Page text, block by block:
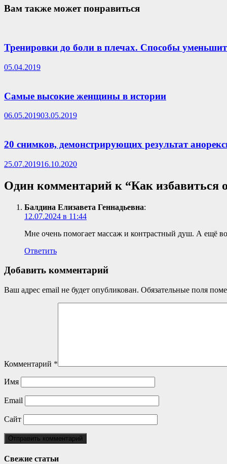
Вам также может понравиться
Тренировки до боли в плечах. Способы
05.04.2019
Самые высокие женщины в истории
06.05.201903.05.2019
20 снимков, демонстрирующих результат
25.07.201916.10.2020
Один комментарий к “Как избавиться
Балдина Елизавета Геннадьевна:
12.07.2024 в 11:44
Мне очень помогает массаж и контрастный душ. А ещё
Ответить
Добавить комментарий
Ваш адрес email не будет опубликован. Обязательные поля
Комментарий *
Имя
Email
Сайт
Свежие статьи